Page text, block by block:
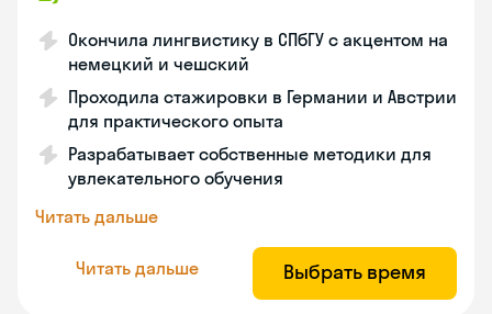
Окончила лингвистику в СПбГУ с акцентом на
немецкий и чешский
Проходила стажировки в Германии и Австрии
для практического опыта
Разрабатывает собственные методики для
увлекательного обучения
Читать дальше
Читать дальше Выбрать время